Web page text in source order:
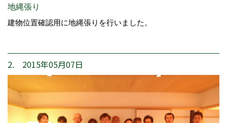
地縄張り
建物位置確認用に地縄張りを行いました。
2. 2015年05月07日